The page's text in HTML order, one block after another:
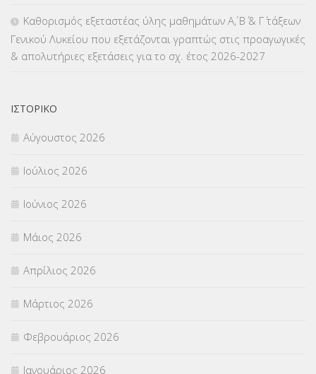
ΜΕΤΑΦΟΡΑ ΜΑΘΗΤΩΝ(3)
ΟΙΚΟΝΟΜΙΚΑ ΘΕΜΑΤΑ
Π.Ε.Κ. ΗΡΑΚΛΕΙΟΥ
ΠΑΝΕΛΛΑΔΙΚΕΣ ΕΞΕΤΑΣΕΙΣ
ΠΡΟΚΗΡΥΞΕΙΣ
ΣΕΜΙΝΑΡΙΑ – ΗΜΕΡΙΔΕΣ
ΣΕΠ(50)
ΣΤΕΛΕΧΗ (360)
ΣΥΜΒΟΥΛΕΥΤΙΚΟΣ ΣΤΑΘΜΟΣ ΝΕΩΝ
Καθορισμός εξεταστέας ύλης μαθημάτων Α΄, Β΄ & Γ΄ τάξεων
Γενικού Λυκείου που εξετάζονται γραπτώς στις προαγωγικές
& απολυτήριες εξετάσεις για το σχ. έτος 2026-2027
ΙΣΤΟΡΙΚΌ
Αύγουστος 2026
Ιούλιος 2026
Ιούνιος 2026
Μάιος 2026
Απρίλιος 2026
Μάρτιος 2026
Φεβρουάριος 2026
Ιανουάριος 2026